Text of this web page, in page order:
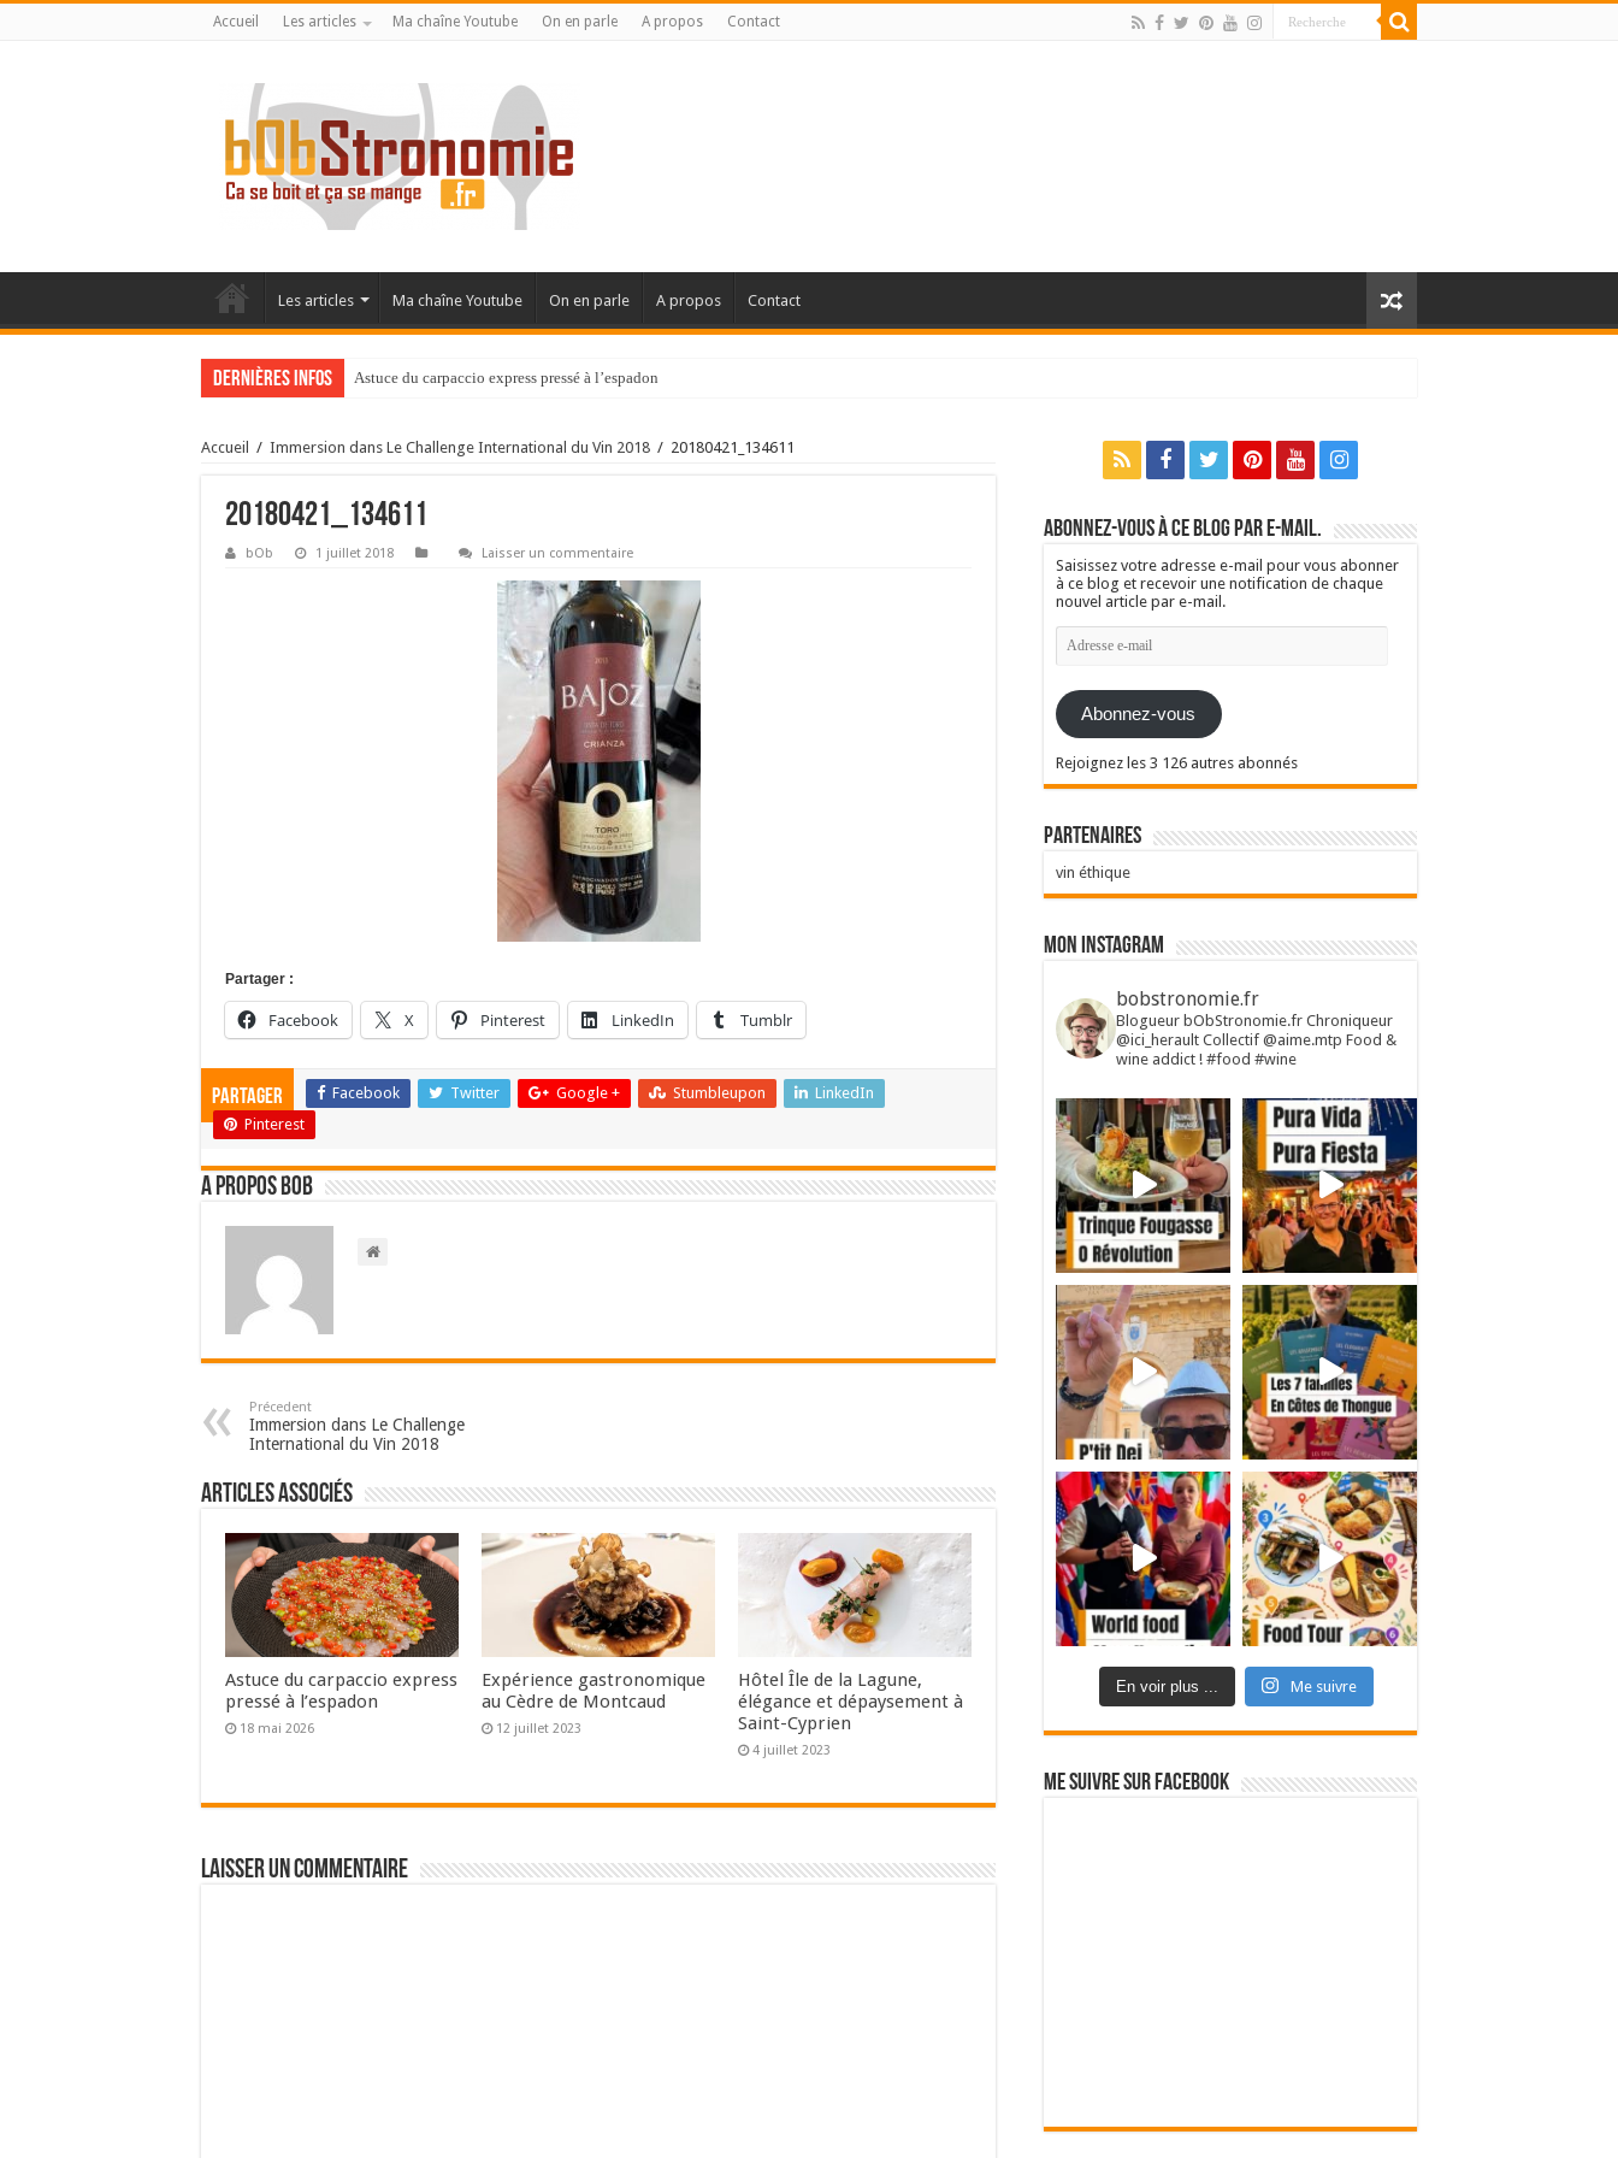
Accueil Les articles Ma chaîne Youtube On en parle A propos Contact
Les articles Ma chaîne Youtube On en parle A propos Contact
Dernières infos Astuce du carpaccio express pressé à l’espadon
Accueil / Immersion dans Le Challenge International du Vin 2018 / 20180421_134611
20180421_134611
bOb 1 juillet 2018 Laisser un commentaire
Partager :
Facebook X Pinterest LinkedIn Tumblr
Partager Facebook Twitter Google + Stumbleupon
LinkedIn
Pinterest
A propos bOb
Précedent
Immersion dans Le Challenge
International du Vin 2018
Articles associés
Astuce du carpaccio express
pressé à l’espadon
18 mai 2026
Expérience gastronomique
au Cèdre de Montcaud
12 juillet 2023
Hôtel Île de la Lagune,
élégance et dépaysement à
Saint-Cyprien
4 juillet 2023
Laisser un commentaire
Abonnez-vous à ce blog par e-mail.
Saisissez votre adresse e-mail pour vous abonner
à ce blog et recevoir une notification de chaque
nouvel article par e-mail.
Adresse
e-
Abonnez-vous
Rejoignez les 3 126 autres abonnés
Partenaires
vin éthique
Mon Instagram
bobstronomie.fr
Blogueur bObStronomie.fr Chroniqueur
@ici_herault Collectif @aime.mtp Food &
wine addict ! #food #wine
En voir plus ... Me suivre
Me suivre sur Facebook